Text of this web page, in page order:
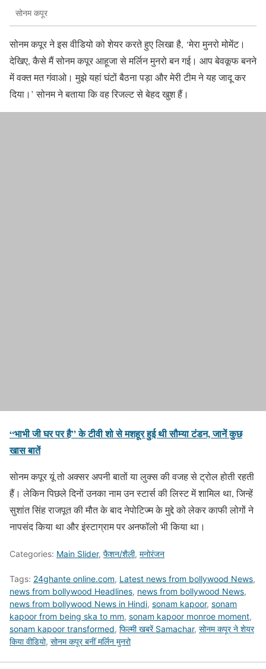
सोनम कपूर
सोनम कपूर ने इस वीडियो को शेयर करते हुए लिखा है, ‘मेरा मुनरो मोमेंट।
देखिए, कैसे मैं सोनम कपूर आहूजा से मर्लिन मुनरो बन गई। आप बेवकूफ बनने
में वक्त मत गंवाओ। मुझे यहां घंटों बैठना पड़ा और मेरी टीम ने यह जादू कर
दिया।’ सोनम ने बताया कि वह रिजल्ट से बेहद खुश हैं।
“भाभी जी घर पर है” के टीवी शो से मशहूर हुई थी सौम्या टंडन, जानें कुछ
खास बातें
सोनम कपूर यूं तो अक्सर अपनी बातों या लुक्स की वजह से ट्रोल होती रहती
हैं। लेकिन पिछले दिनों उनका नाम उन स्टार्स की लिस्ट में शामिल था, जिन्हें
सुशांत सिंह राजपूत की मौत के बाद नेपोटिज्म के मुद्दे को लेकर काफी लोगों ने
नापसंद किया था और इंस्टाग्राम पर अनफॉलो भी किया था।
Categories: Main Slider, फैशन/शैली, मनोरंजन
Tags: 24ghante online.com, Latest news from bollywood News,
news from bollywood Headlines, news from bollywood News,
news from bollywood News in Hindi, sonam kapoor, sonam
kapoor from being ska to mm, sonam kapoor monroe moment,
sonam kapoor transformed, फिल्मी खबरें Samachar, सोनम कपूर ने शेयर
किया वीडियो, सोनम कपूर बनीं मर्लिन मुनरो